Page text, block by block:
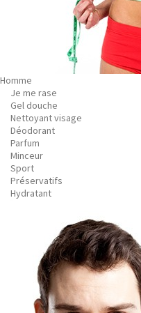
Homme
Je me rase
Gel douche
Nettoyant visage
Déodorant
Parfum
Minceur
Sport
Préservatifs
Hydratant